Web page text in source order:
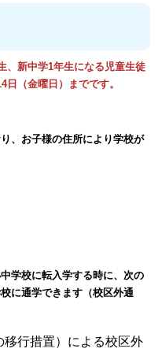
、新中学1年生になる児童生徒
（金曜日）までです。
、お子様の住所により学校が
学校に転入学する時に、次の
に通学できます（校区外通
移行措置）による校区外